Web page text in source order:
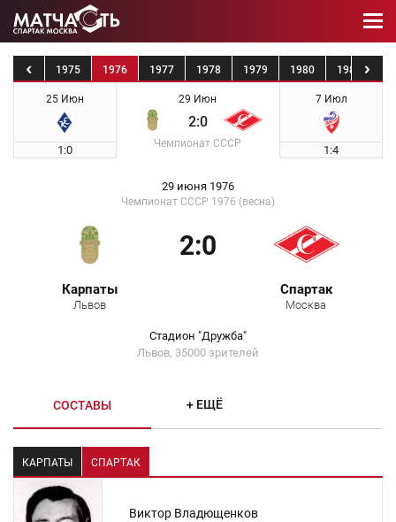
1974 1975 1976 1977 1978 1979 1980 1981
25 Июн
1:0
29 Июн
2:0
Чемпионат СССР
7 Июл
1:4
29 июня 1976
Чемпионат СССР 1976 (весна)
Карпаты
Львов
2:0
Спартак
Москва
Стадион "Дружба"
Львов, 35000 зрителей
СОСТАВЫ + ЕЩЁ
КАРПАТЫ СПАРТАК
Виктор Владющенков